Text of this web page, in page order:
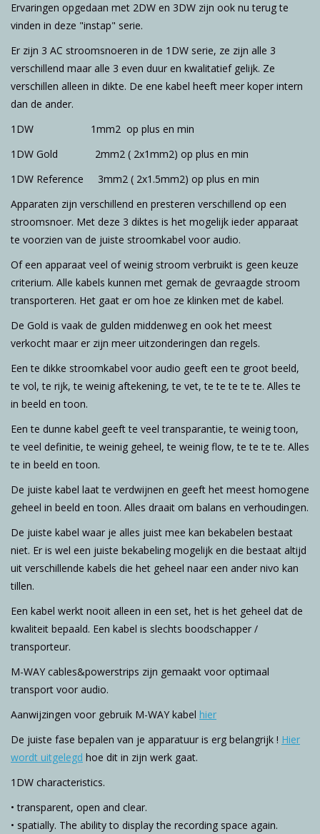
Ervaringen opgedaan met 2DW en 3DW zijn ook nu terug te
vinden in deze "instap" serie.
Er zijn 3 AC stroomsnoeren in de 1DW serie, ze zijn alle 3
verschillend maar alle 3 even duur en kwalitatief gelijk. Ze
verschillen alleen in dikte. De ene kabel heeft meer koper intern
dan de ander.
1DW 1mm2 op plus en min
1DW Gold 2mm2 ( 2x1mm2) op plus en min
1DW Reference 3mm2 ( 2x1.5mm2) op plus en min
Apparaten zijn verschillend en presteren verschillend op een
stroomsnoer. Met deze 3 diktes is het mogelijk ieder apparaat
te voorzien van de juiste stroomkabel voor audio.
Of een apparaat veel of weinig stroom verbruikt is geen keuze
criterium. Alle kabels kunnen met gemak de gevraagde stroom
transporteren. Het gaat er om hoe ze klinken met de kabel.
De Gold is vaak de gulden middenweg en ook het meest
verkocht maar er zijn meer uitzonderingen dan regels.
Een te dikke stroomkabel voor audio geeft een te groot beeld,
te vol, te rijk, te weinig aftekening, te vet, te te te te te. Alles te
in beeld en toon.
Een te dunne kabel geeft te veel transparantie, te weinig toon,
te veel definitie, te weinig geheel, te weinig flow, te te te te. Alles
te in beeld en toon.
De juiste kabel laat te verdwijnen en geeft het meest homogene
geheel in beeld en toon. Alles draait om balans en verhoudingen.
De juiste kabel waar je alles juist mee kan bekabelen bestaat
niet. Er is wel een juiste bekabeling mogelijk en die bestaat altijd
uit verschillende kabels die het geheel naar een ander nivo kan
tillen.
Een kabel werkt nooit alleen in een set, het is het geheel dat de
kwaliteit bepaald. Een kabel is slechts boodschapper /
transporteur.
M-WAY cables&powerstrips zijn gemaakt voor optimaal
transport voor audio.
Aanwijzingen voor gebruik M-WAY kabel hier
De juiste fase bepalen van je apparatuur is erg belangrijk ! Hier
wordt uitgelegd hoe dit in zijn werk gaat.
1DW characteristics.
• transparent, open and clear.
• spatially. The ability to display the recording space again.